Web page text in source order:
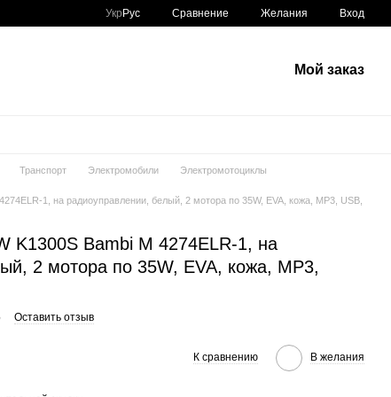
Укр Рус Сравнение Желания Вход
Мой заказ
Транспорт Электромобили
Электромотоциклы
1, на радиоуправлении, белый, 2 мотора по 35W, EVA, кожа, MP3, USB,
K1300S Bambi M 4274ELR-1, на
2 мотора по 35W, EVA, кожа, MP3,
Оставить отзыв
К сравнению В желания